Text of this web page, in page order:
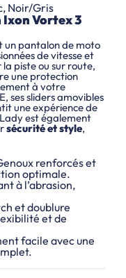
Noir/Gris
Vortex 3
un pantalon de moto
de vitesse et
piste ou sur route,
une protection
à votre
ses sliders amovibles
une expérience de
est également
sécurité et style,
renforcés et
optimale.
à l’abrasion,
et doublure
et de
facile avec une